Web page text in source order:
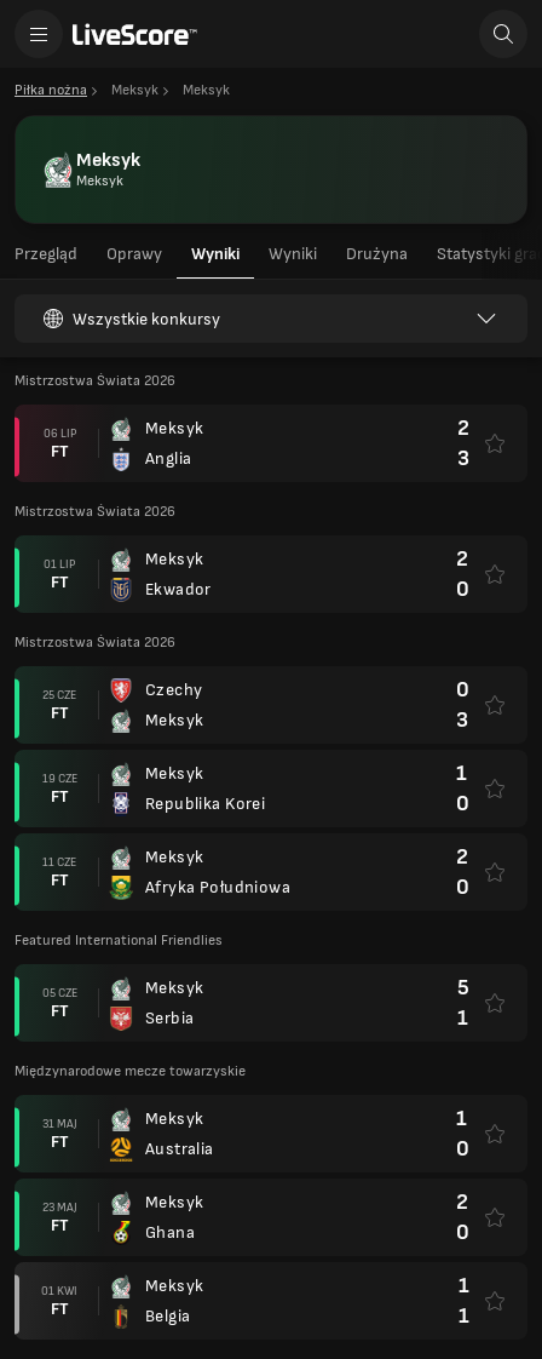
Piłka nożna Meksyk Meksyk
Meksyk
Meksyk
Przegląd Oprawy Wyniki Wyniki Drużyna Statystyki
Wszystkie konkursy
Mistrzostwa Świata 2026
06 LIP
FT
Meksyk
Anglia
2
3
Mistrzostwa Świata 2026
01 LIP
FT
Meksyk
Ekwador
2
0
Mistrzostwa Świata 2026
25 CZE
FT
Czechy
Meksyk
0
3
19 CZE
FT
Meksyk
Republika Korei
1
0
11 CZE
FT
Meksyk
Afryka Południowa
2
0
Featured International Friendlies
05 CZE
FT
Meksyk
Serbia
5
1
Międzynarodowe mecze towarzyskie
31 MAJ
FT
Meksyk
Australia
1
0
23 MAJ
FT
Meksyk
Ghana
2
0
01 KWI
FT
Meksyk
Belgia
1
1